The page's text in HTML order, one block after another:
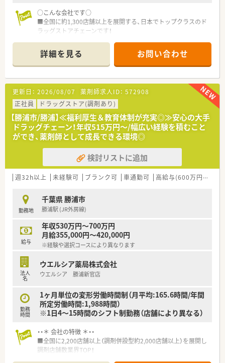
○こんな会社です○
■全国に約1,300店舗以上を展開する、日本でトップクラスのド
ラッグストアチェーンです！
■安心の複数薬剤師での薬局経営！
1薬局あたりの薬剤師人数は平均5.5人と複数体制です。
1人あたりの対応処方箋枚数は平均18枚になりますので、丁寧
に調剤をする事が可能です。
一人あたりの仕事量を減らし過誤の防止に努めています。（調
剤過誤率0.0031％以下）
調剤薬局採用の場合、会社の指示でOTC店舗への異動はありま
せん。
■福利厚生が充実しており長期的就業ができる環境です！
通常1歳半までの育児休暇ですが、2歳まで延長することが可
能です。
また、時短勤務制度は小学校卒業まで時短をすることが可能で
業界最長クラスです。
時短勤務の際、勤務時間は5・6・7時間から選ぶ事が出来るのも
魅力の一つ！
■充実した充実した教育カリキュラムを整えています！
入社後3年間の基本教育、20年後のキャリアを見据えた教育プ
ログラムなどを充実させています。
詳細を見る お問い合わせ
更新日： 2026/08/07 薬剤師求人ID： 572908
正社員
ドラッグストア(調剤あり)
【勝浦市/勝浦】≪福利厚生＆教育体制が充実◎≫安心の大手
ドラッグチェーン！年収515万円～/幅広い経験を積むこと
ができ、薬剤師として成長できる環境◎
検討リストに追加
週32h以上 未経験可 ブランク可 車通勤可 高給与(600万円以上)
勤務地
千葉県 勝浦市
勝浦駅 (JR外房線)
給与
年収530万円～700万円
月給355,000円～420,000円
※経験や選択コースにより異なります
法人
名
ウエルシア薬局株式会社
ウエルシア 勝浦新官店
勤務
時間
1ヶ月単位の変形労働時間制（月平均:165.6時間/年間
所定労働時間:1,988時間）
※1日4～15時間のシフト制勤務（店舗により異なる）
・・＊ 会社の特徴 ＊・・
■全国に2,200店舗以上（調剤併設型約2,000店舗以上）を展開し
調剤店舗数業界TOP！